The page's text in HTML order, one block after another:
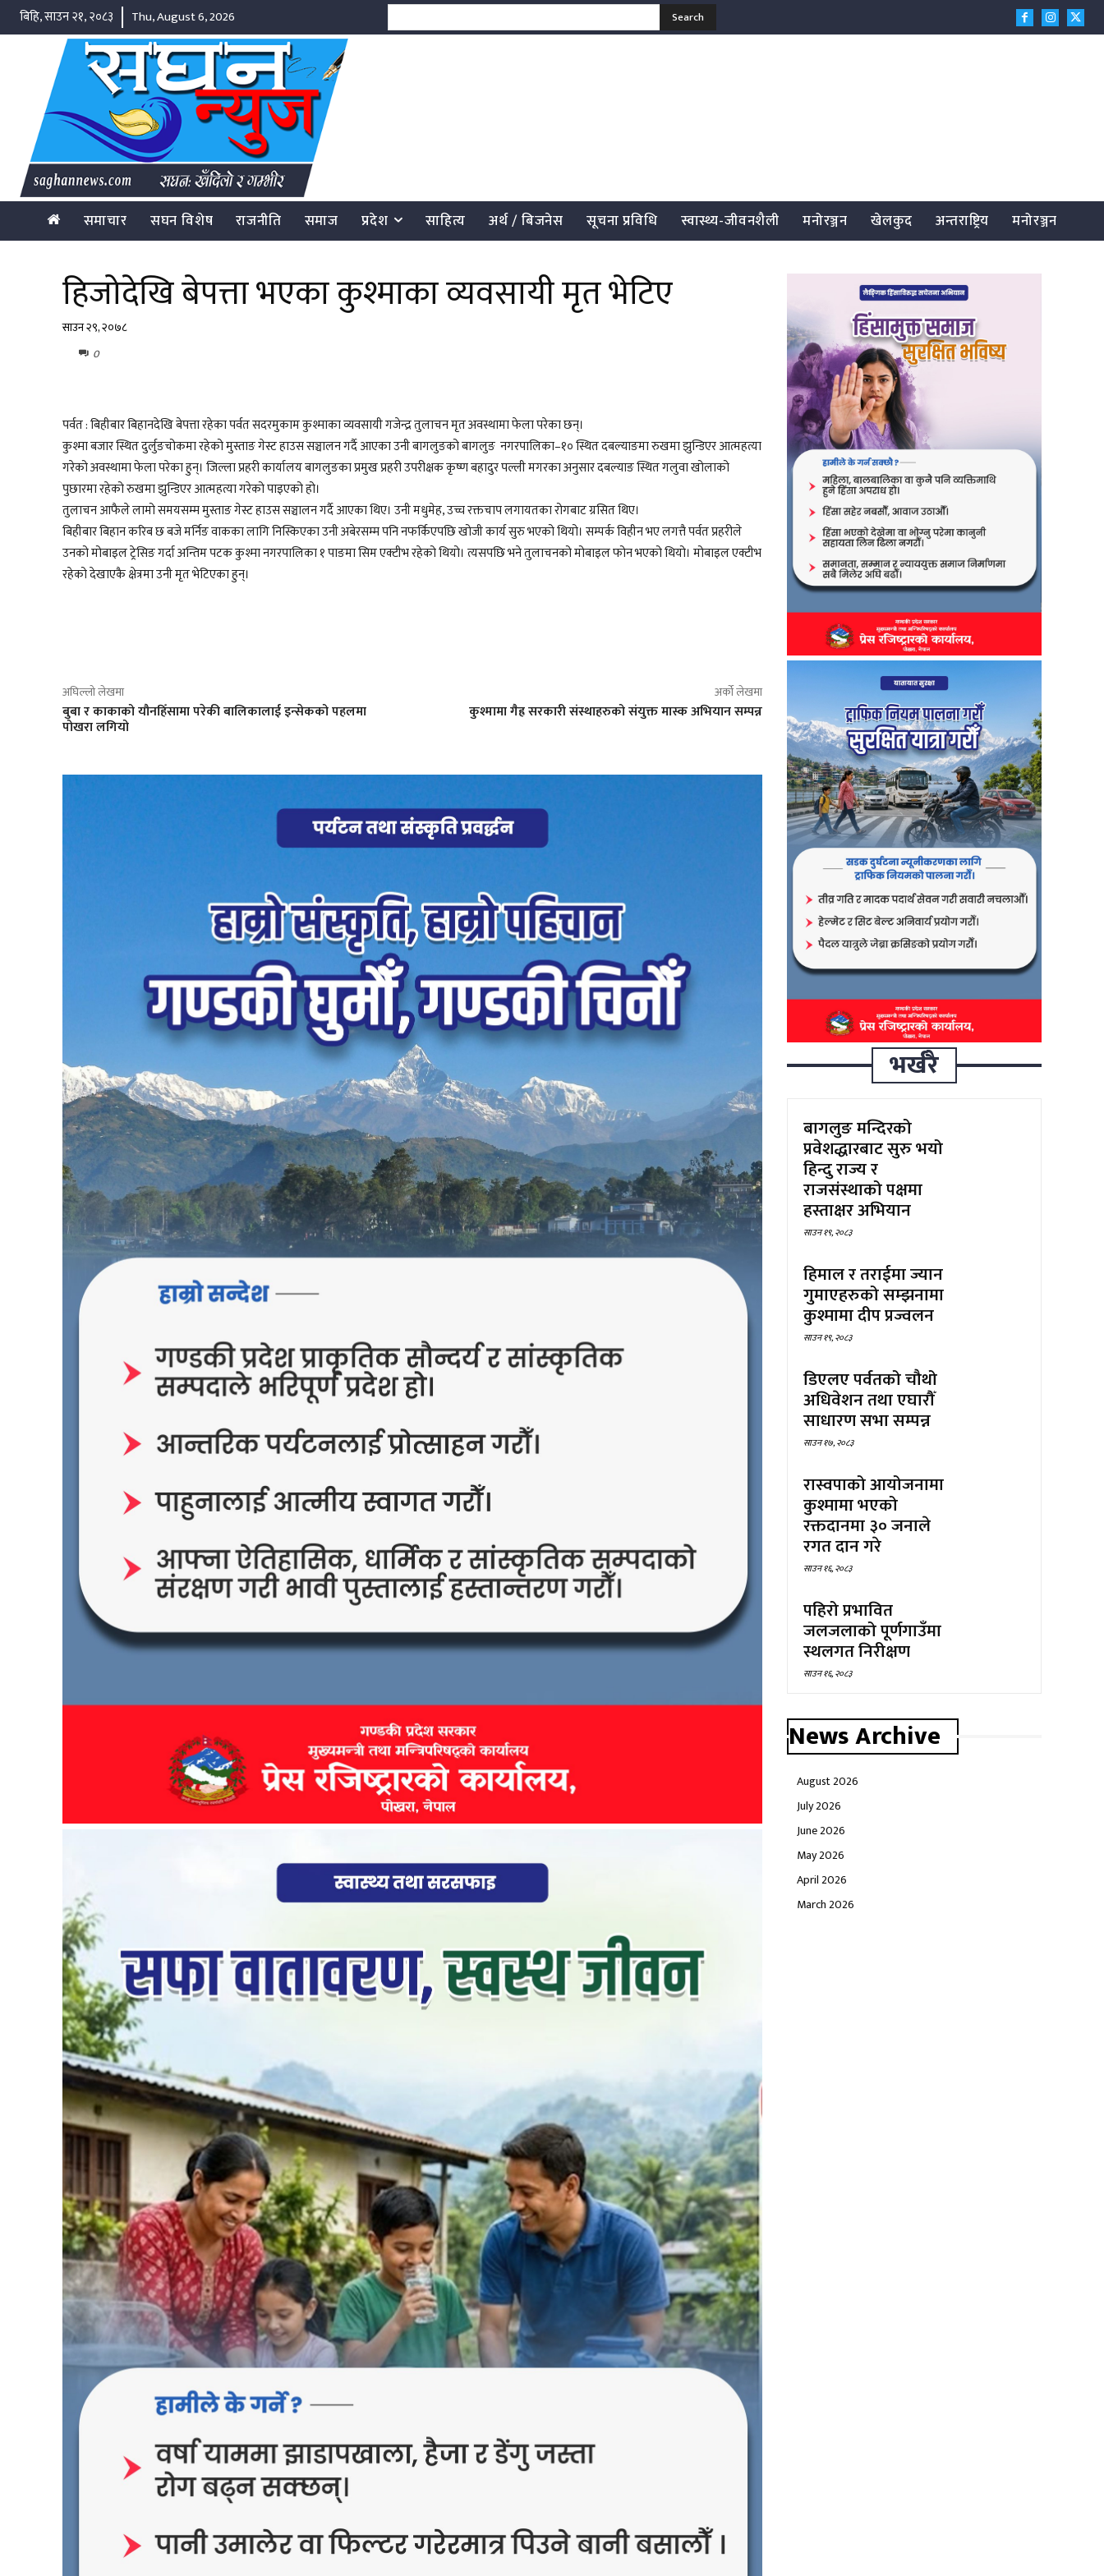
बिहि, साउन २१, २०८३ Thu, August 6, 2026 Search
समाचार सघन विशेष राजनीति समाज प्रदेश साहित्य अर्थ / बिजनेस सूचना प्रविधि स्वास्थ्य-जीवनशैली मनोरञ्जन खेलकुद अन्तराष्ट्रिय मनोरञ्जन
हिजोदेखि बेपत्ता भएका कुश्माका व्यवसायी मृत भेटिए
साउन २९, २०७८
0
पर्वत : बिहीबार बिहानदेखि बेपत्ता रहेका पर्वत सदरमुकाम कुश्माका व्यवसायी गजेन्द्र तुलाचन मृत अवस्थामा फेला परेका छन्।
कुश्मा बजार स्थित दुर्लुङचोकमा रहेको मुस्ताङ गेस्ट हाउस सञ्चालन गर्दै आएका उनी बागलुङको बागलुङ नगरपालिका–१० स्थित दबल्याङमा रुखमा झुन्डिएर आत्महत्या
गरेको अवस्थामा फेला परेका हुन्। जिल्ला प्रहरी कार्यालय बागलुङका प्रमुख प्रहरी उपरीक्षक कृष्ण बहादुर पल्ली मगरका अनुसार दबल्याङ स्थित गलुवा खोलाको
पुछारमा रहेको रुखमा झुन्डिएर आत्महत्या गरेको पाइएको हो।
तुलाचन आफैले लामो समयसम्म मुस्ताङ गेस्ट हाउस सञ्चालन गर्दै आएका थिए। उनी मधुमेह, उच्च रक्तचाप लगायतका रोगबाट ग्रसित थिए।
बिहीबार बिहान करिब छ बजे मर्निङ वाकका लागि निस्किएका उनी अबेरसम्म पनि नफर्किएपछि खोजी कार्य सुरु भएको थियो। सम्पर्क विहीन भए लगत्तै पर्वत प्रहरीले
उनको मोबाइल ट्रेसिङ गर्दा अन्तिम पटक कुश्मा नगरपालिका १ पाङमा सिम एक्टीभ रहेको थियो। त्यसपछि भने तुलाचनको मोबाइल फोन भएको थियो। मोबाइल एक्टीभ
रहेको देखाएकै क्षेत्रमा उनी मृत भेटिएका हुन्।
अघिल्लो लेखमा
बुबा र काकाको यौनहिँसामा परेकी बालिकालाई इन्सेकको पहलमा
पोखरा लगियो
अर्को लेखमा
कुश्मामा गैह्र सरकारी संस्थाहरुको संयुक्त मास्क अभियान सम्पन्न
भर्खरै
बागलुङ मन्दिरको
प्रवेशद्धारबाट सुरु भयो
हिन्दु राज्य र
राजसंस्थाको पक्षमा
हस्ताक्षर अभियान
साउन १९, २०८३
हिमाल र तराईमा ज्यान
गुमाएहरुको सम्झनामा
कुश्मामा दीप प्रज्वलन
साउन १९, २०८३
डिएलए पर्वतको चौथो
अधिवेशन तथा एघारौँ
साधारण सभा सम्पन्न
साउन १७, २०८३
रास्वपाको आयोजनामा
कुश्मामा भएको
रक्तदानमा ३० जनाले
रगत दान गरे
साउन १६, २०८३
पहिरो प्रभावित
जलजलाको पूर्णगाउँमा
स्थलगत निरीक्षण
साउन १६, २०८३
News Archive
August 2026
July 2026
June 2026
May 2026
April 2026
March 2026